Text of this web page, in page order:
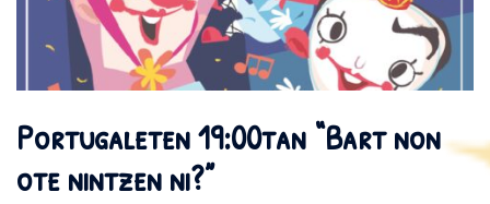
Portugaleten 19:00tan “Bart non
ote nintzen ni?”